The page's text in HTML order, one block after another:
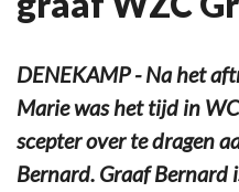
DENEKAMP - Na het
Marie was het tijd in
scepter over te dragen
Bernard. Graaf Bernard